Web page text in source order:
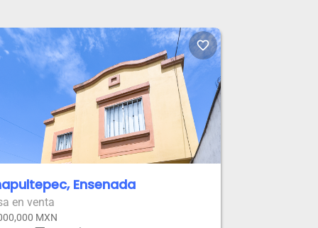
favorite_border
Ensenada
en venta
MXN